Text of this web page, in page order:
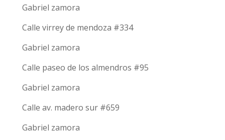
Gabriel zamora
Calle virrey de mendoza #334
Gabriel zamora
Calle paseo de los almendros #95
Gabriel zamora
Calle av. madero sur #659
Gabriel zamora